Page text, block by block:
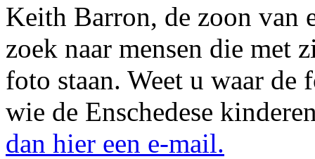
Keith Barron, de zoon van
zoek naar mensen die met
foto staan. Weet u waar de
wie de Enschedese
dan hier een e-mail.